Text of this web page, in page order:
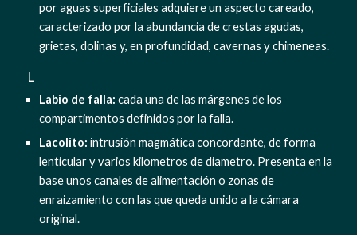
por aguas superficiales adquiere un aspecto careado,
caracterizado por la abundancia de crestas agudas,
grietas, dolinas y, en profundidad, cavernas y chimeneas.
  L
Labio de falla: cada una de las márgenes de los
compartimentos definidos por la falla.
Lacolito: intrusión magmática concordante, de forma
lenticular y varios kilometros de diametro. Presenta en la
base unos canales de alimentación o zonas de
enraizamiento con las que queda unido a la cámara
original.